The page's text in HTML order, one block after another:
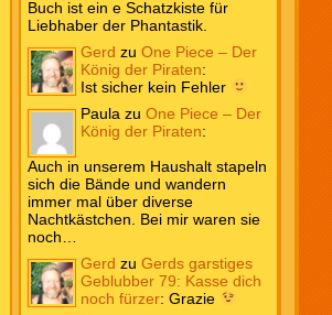
Buch ist ein e Schatzkiste für
Liebhaber der Phantastik.
Gerd zuOne Piece – Der
König der Piraten:
Ist sicher kein Fehler
Paula zuOne Piece – Der
König der Piraten:
Auch in unserem Haushalt stapeln
sich die Bände und wandern
immer mal über diverse
Nachtkästchen. Bei mir waren sie
noch…
Gerd zuGerds garstiges
Geblubber 79: Kasse dich
noch fürzer:Grazie